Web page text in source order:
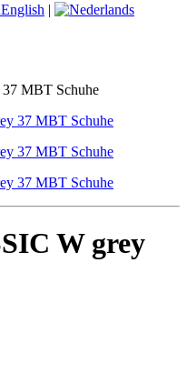
English |
MBT Schuhe
W grey